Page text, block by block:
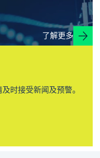
了解更多
时接受新闻及预警。